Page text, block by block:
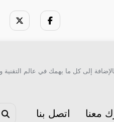
إلى كل ما يهمك في عالم التقنية
معنا اتصل بنا